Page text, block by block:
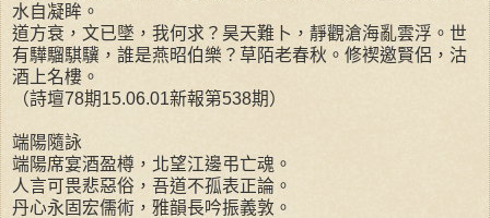
水自凝眸。
道方衰，文已墜，我何求？昊天難卜，靜觀滄海亂雲浮。世
有驊騮騏驥，誰是燕昭伯樂？草陌老春秋。修褉邀賢侶，沽
酒上名樓。
（詩壇78期15.06.01新報第538期）
端陽隨詠
端陽席宴酒盈樽，北望江邊弔亡魂。
人言可畏悲惡俗，吾道不孤表正論。
丹心永固宏儒術，雅韻長吟振義敦。